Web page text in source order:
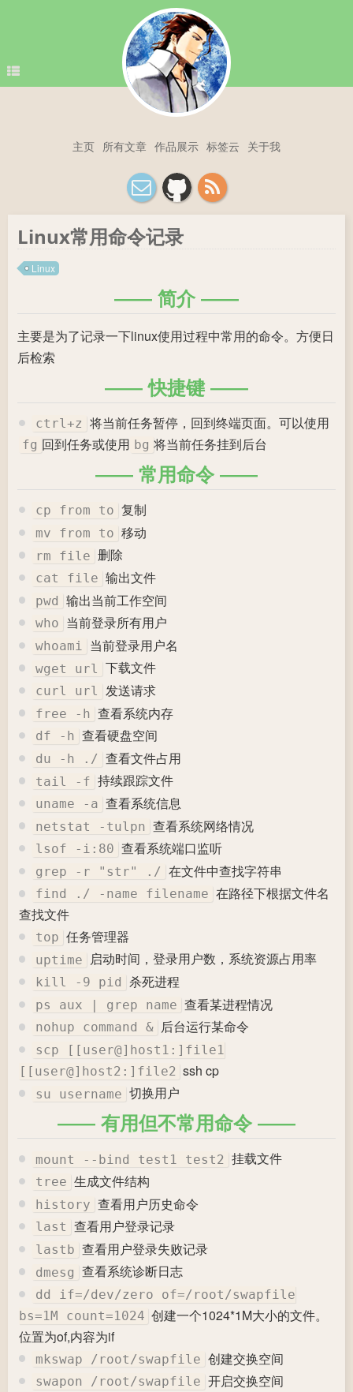
主页 所有文章 作品展示 标签云 关于我
Linux常用命令记录
Linux
简介
主要是为了记录一下linux使用过程中常用的命令。方便日
后检索
快捷键
ctrl+z 将当前任务暂停，回到终端页面。可以使用
fg 回到任务或使用 bg 将当前任务挂到后台
常用命令
cp from to 复制
mv from to 移动
rm file 删除
cat file 输出文件
pwd 输出当前工作空间
who 当前登录所有用户
whoami 当前登录用户名
wget url 下载文件
curl url 发送请求
free -h 查看系统内存
df -h 查看硬盘空间
du -h ./ 查看文件占用
tail -f 持续跟踪文件
uname -a 查看系统信息
netstat -tulpn 查看系统网络情况
lsof -i:80 查看系统端口监听
grep -r "str" ./ 在文件中查找字符串
find ./ -name filename 在路径下根据文件名
查找文件
top 任务管理器
uptime 启动时间，登录用户数，系统资源占用率
kill -9 pid 杀死进程
ps aux | grep name 查看某进程情况
nohup command & 后台运行某命令
scp [[user@]host1:]file1
[[user@]host2:]file2 ssh cp
su username 切换用户
有用但不常用命令
mount --bind test1 test2 挂载文件
tree 生成文件结构
history 查看用户历史命令
last 查看用户登录记录
lastb 查看用户登录失败记录
dmesg 查看系统诊断日志
dd if=/dev/zero of=/root/swapfile
bs=1M count=1024 创建一个1024*1M大小的文件。
位置为of,内容为if
mkswap /root/swapfile 创建交换空间
swapon /root/swapfile 开启交换空间